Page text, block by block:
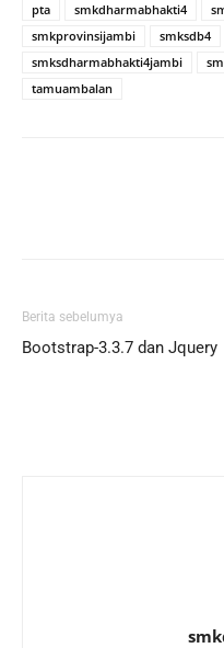
pta
smkdharmabhakti4
smkprovinsijambi
smksdb4
smksdharmabhakti4jambi
tamuambalan
Berita sebelumya
Bootstrap-3.3.7 dan Jquery